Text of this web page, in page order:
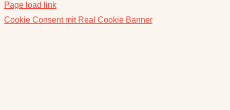
Page load link
Cookie Consent mit Real Cookie Banner